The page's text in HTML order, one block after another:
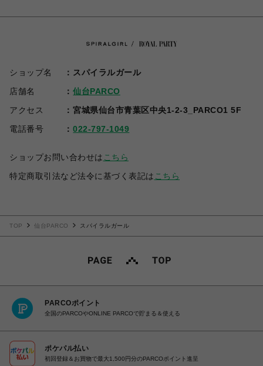
ショップ名
スパイラルガール
店舗名
仙台PARCO
アクセス
宮城県仙台市青葉区中央1-2-3_PARCO1 5F
電話番号
022-797-1049
ショップお問い合わせは こちら
特定商取引法など法令に基づく表記は こちら
TOP 仙台PARCO スパイラルガール
PARCOポイント
全国のPARCOやONLINE PARCOで貯まる＆使える
ポケパル払い
初回登録＆お買物で最大1,500円分のPARCOポイント進呈